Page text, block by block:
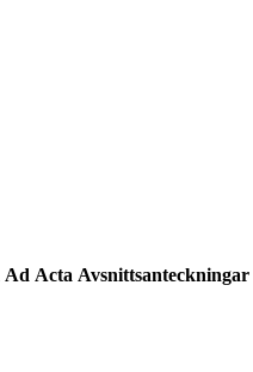
Ad Acta Avsnittsanteckningar